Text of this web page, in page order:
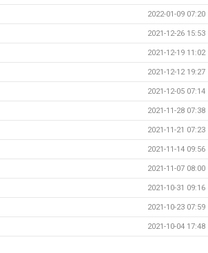
2022-01-09 07:20
2021-12-26 15:53
2021-12-19 11:02
2021-12-12 19:27
2021-12-05 07:14
2021-11-28 07:38
2021-11-21 07:23
2021-11-14 09:56
2021-11-07 08:00
2021-10-31 09:16
2021-10-23 07:59
2021-10-04 17:48